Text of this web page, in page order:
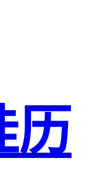
历